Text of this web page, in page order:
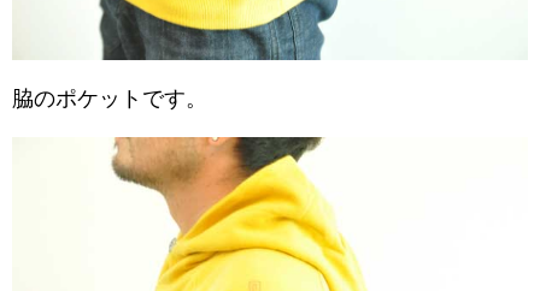
脇のポケットです。